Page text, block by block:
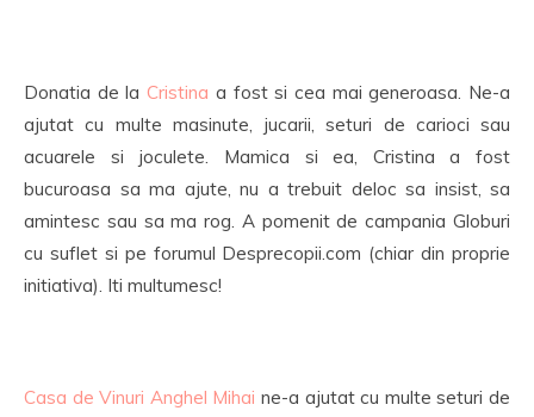
Donatia de laCristina a fost si cea mai generoasa. Ne-a
ajutat cu multe masinute, jucarii, seturi de carioci sau
acuarele si joculete. Mamica si ea, Cristina a fost
bucuroasa sa ma ajute, nu a trebuit deloc sa insist, sa
amintesc sau sa ma rog. A pomenit de campania Globuri
cu suflet si pe forumul Desprecopii.com (chiar din proprie
initiativa). Iti multumesc!
Casa de Vinuri Anghel Mihai ne-a ajutat cu multe seturi de